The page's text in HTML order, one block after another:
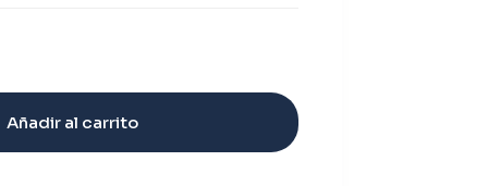
Añadir al carrito